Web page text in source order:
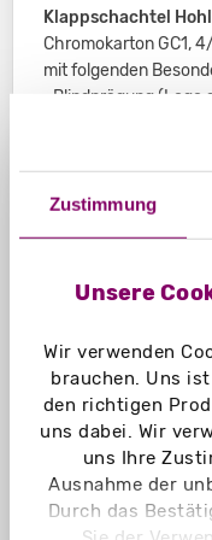
Zustimmung
Unsere
Wir verwenden
brauchen. Uns
den richtigen
uns dabei. Wir
uns Ihre
Ausnahme der
Durch das
Klappschachtel
Chromokarton GC1,
mit folgenden
• Blindprägung
• aufgebaute
Inhalt der Musterbox
Steckboden, 53 x 53
Faltschachtel nach
Faltschachtel nach
25 x 25 x 85 mm, 4/
Inlay,
• Gestanztes Nest
• Gestecktes Nest
• Geklebtes Nest mit